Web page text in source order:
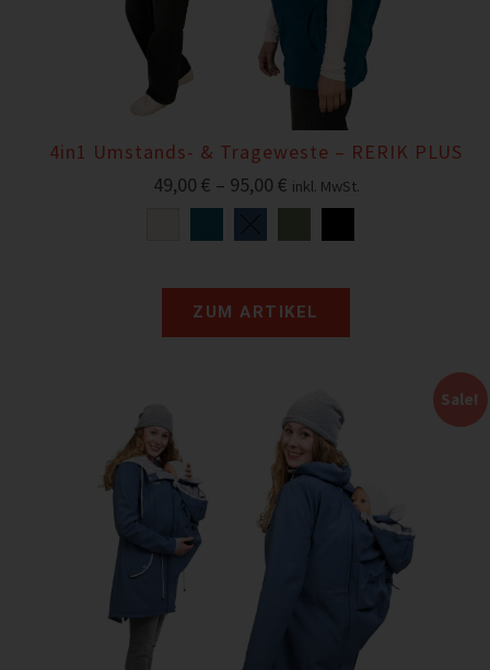
4in1 Umstands- & Trageweste – RERIK PLUS
49,00 € – 95,00 € inkl. MwSt.
ZUM ARTIKEL
Sale!